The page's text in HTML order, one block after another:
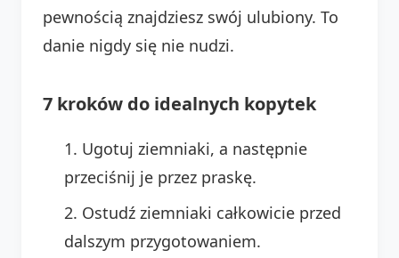
pewnością znajdziesz swój ulubiony. To
danie nigdy się nie nudzi.
7 kroków do idealnych kopytek
Ugotuj ziemniaki, a następnie
przeciśnij je przez praskę.
Ostudź ziemniaki całkowicie przed
dalszym przygotowaniem.